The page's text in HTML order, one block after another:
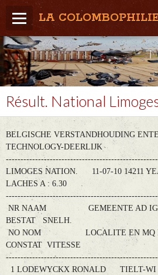
LA
Home
Météo / Het weer
Lâcher / Los
Result. clubs, Provincial, (Inter)National
RFCB / KBDB
Résult. National
BELGISCHE VERSTANDHOUDING
TECHNOLOGY-DEERLIJK
LIMOGES NATION. 11-07-10 14211
LACHES A : 6.30
NR NAAM GEMEENTE AD IG
BESTAT SNELH.
NO NOM LOCALITE EN MQ
CONSTAT VITESSE
1 LODEWYCKX RONALD TIELT-WI